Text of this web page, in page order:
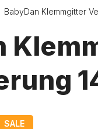
BabyDan Klemmgitter
SALE